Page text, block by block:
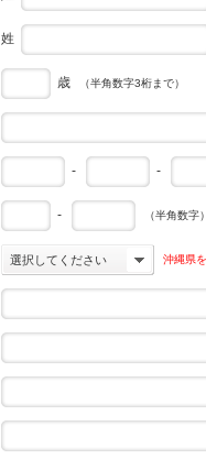
姓
歳 （半角数字3桁まで）
- -
- （半角数字
選択してください 沖縄県